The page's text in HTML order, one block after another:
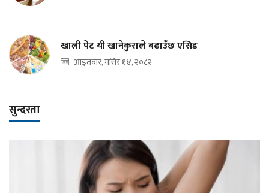
खाली पेट यी खानेकुराले बढाउँछ एसिड
आइतबार, मंसिर १४, २०८२
सुन्दरता